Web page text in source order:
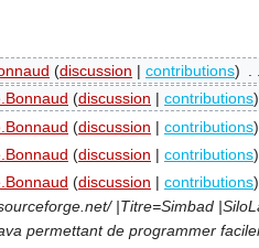
(discussion | contributions)
(discussion | contributions)
(discussion | contributions)
(discussion | contributions)
(discussion | contributions)
|Titre=Simbad
permettant de programmer